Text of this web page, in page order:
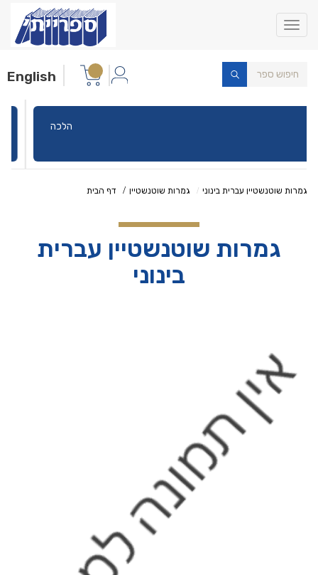
Toggle
navigation
English
הלכה
דף הבית גמרות שוטנשטיין גמרות שוטנשטיין עברית בינוני
גמרות שוטנשטיין עברית
בינוני